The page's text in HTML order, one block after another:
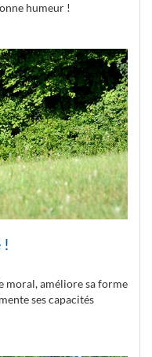
humeur !
!
moral, améliore sa forme
ses capacités